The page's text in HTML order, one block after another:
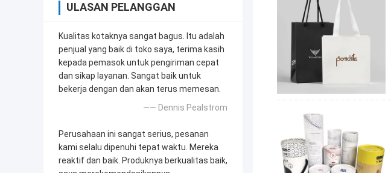
ULASAN PELANGGAN
Kualitas kotaknya sangat bagus. Itu adalah
penjual yang baik di toko saya, terima kasih
kepada pemasok untuk pengiriman cepat
dan sikap layanan. Sangat baik untuk
bekerja dengan dan akan terus memesan.
—— Dennis Pealstrom
Perusahaan ini sangat serius, pesanan
kami selalu dipenuhi tepat waktu. Mereka
reaktif dan baik. Produknya berkualitas baik,